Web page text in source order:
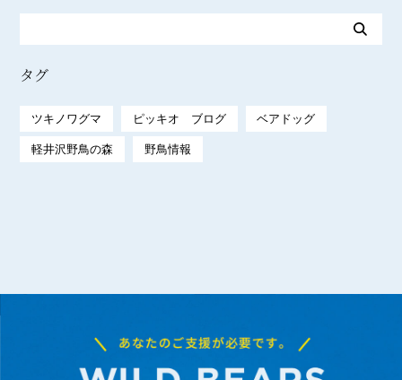
タグ
ツキノワグマ ピッキオ ブログ ベアドッグ
軽井沢野鳥の森 野鳥情報